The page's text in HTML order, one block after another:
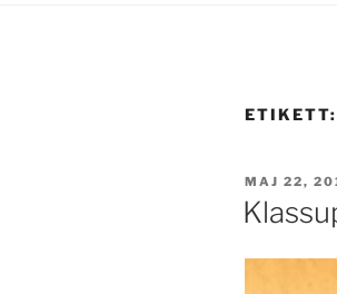
ETIKETT:
MAJ 22,